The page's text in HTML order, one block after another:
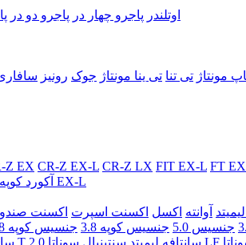
اوتلندر پاجرو چهار در پاجرو دو در
مونتاژ تی تنا تی ینا مونتاژ جوک رونیز
Z EX CR-Z EX-L CR-Z LX FIT EX-L FT
آکورد کوپه EX-L
لیمیتد آوانته اکسل اکسنت اسپرت
جنسیس 5.0 جنسیس کوپه 3.8
سانتافه اسپرت T 2.0 سانتافه لیمیتد سنتینیال سوناتا LF